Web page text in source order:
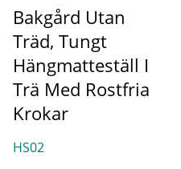
Bakgård Utan
Träd, Tungt
Hängmatteställ I
Trä Med Rostfria
Krokar
HS02